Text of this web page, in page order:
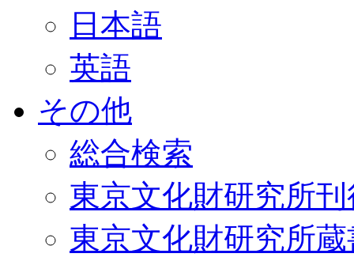
日本語
英語
その他
総合検索
東京文化財研究所
東京文化財研究所